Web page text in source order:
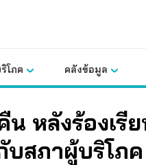
โภค คลังข้อมูล
น หลังร้องเ
บสภาผู้บริโภค